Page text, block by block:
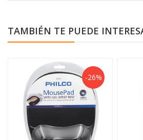
TAMBIÉN TE PUEDE
-26%